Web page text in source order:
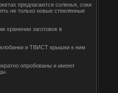
предлагаются соленья, соки
не только новые стеклянные
хранении заготовок в
и ТВИСТ крышки к ним
опробованы и имеют